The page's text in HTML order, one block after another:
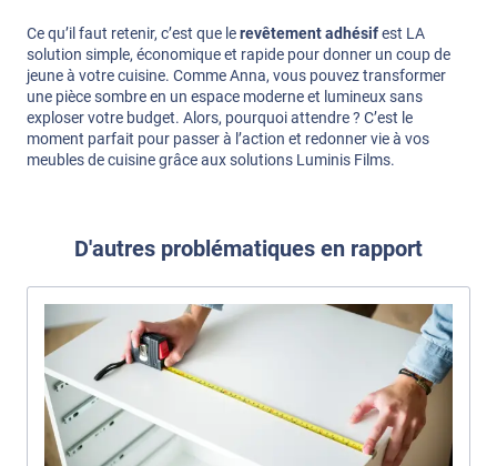
Ce qu’il faut retenir, c’est que lerevêtement adhésifest LA
solution simple, économique et rapide pour donner un coup de
jeune à votre cuisine. Comme Anna, vous pouvez transformer
une pièce sombre en un espace moderne et lumineux sans
exploser votre budget. Alors, pourquoi attendre ? C’est le
moment parfait pour passer à l’action et redonner vie à vos
meubles de cuisine grâce aux solutions Luminis Films.
D'autres problématiques en rapport